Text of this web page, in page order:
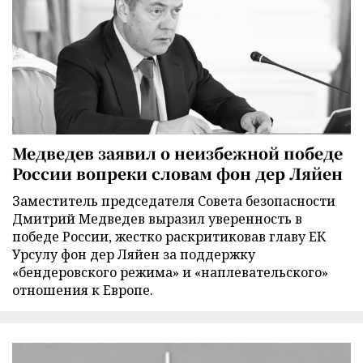
Медведев заявил о неизбежной победе
России вопреки словам фон дер Ляйен
Заместитель председателя Совета безопасности
Дмитрий Медведев выразил уверенность в
победе России, жестко раскритиковав главу ЕК
Урсулу фон дер Ляйен за поддержку
«бендеровского режима» и «наплевательского»
отношения к Европе.